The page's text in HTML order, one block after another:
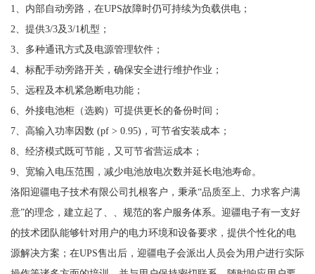
1、内部自动旁路，在UPS故障时仍可持续为负载供电；
2、提供3/3及3/1机型；
3、多种通讯方式及电源管理软件；
4、标配手动旁路开关，确保安全进行维护作业；
5、远程及本机紧急断电功能；
6、外接电池柜（选购）可提供更长的备份时间；
7、高输入功率因数 (pf > 0.95)，可节省安装成本；
8、经济模式既可节能，又可节省营运成本；
9、宽输入电压范围，减少电池放电次数并延长电池寿命。
洛阳迎疆电子技术有限公司扎根客户，秉承“品质至上、力求客户满
意”的理念，建立起了、、规范的客户服务体系。迎疆电子有一支好
的技术团队能够针对用户的电力环境和设备要求，提供个性化的电
源解决方案；在UPS售出后，迎疆电子会派出人员会为用户进行实际